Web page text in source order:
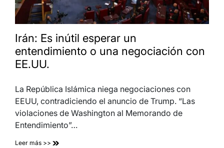
Irán: Es inútil esperar un
entendimiento o una negociación con
EE.UU.
La República Islámica niega negociaciones con
EEUU, contradiciendo el anuncio de Trump. “Las
violaciones de Washington al Memorando de
Entendimiento”…
Leer más >>